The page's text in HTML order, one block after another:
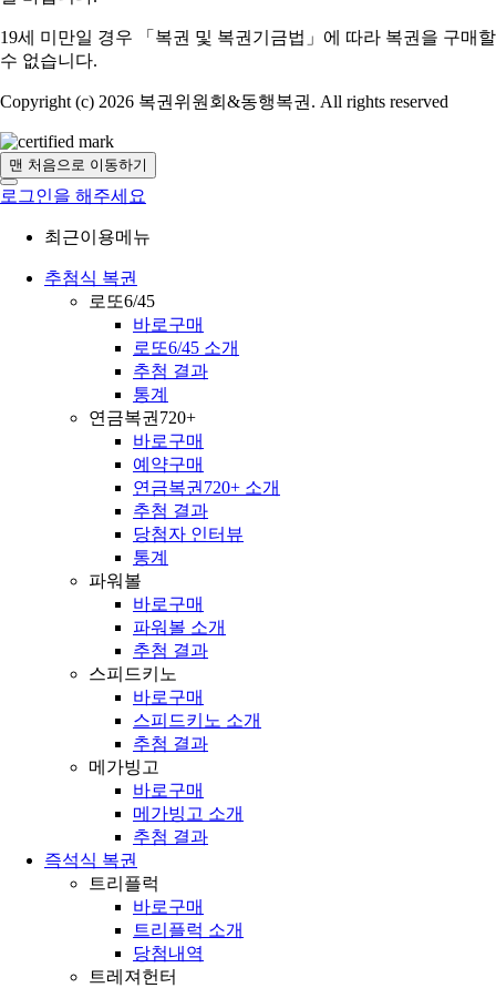
19세 미만일 경우 「복권 및 복권기금법」에 따라 복권을 구매할
수 없습니다.
Copyright (c) 2026 복권위원회&동행복권. All rights reserved
맨 처음으로 이동하기
로그인을 해주세요
최근이용메뉴
추첨식 복권
로또6/45
바로구매
로또6/45 소개
추첨 결과
통계
연금복권720+
바로구매
예약구매
연금복권720+ 소개
추첨 결과
당첨자 인터뷰
통계
파워볼
바로구매
파워볼 소개
추첨 결과
스피드키노
바로구매
스피드키노 소개
추첨 결과
메가빙고
바로구매
메가빙고 소개
추첨 결과
즉석식 복권
트리플럭
바로구매
트리플럭 소개
당첨내역
트레져헌터